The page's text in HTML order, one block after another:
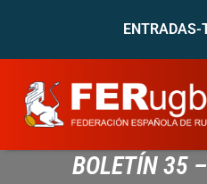
ENTRADAS-
BOLETÍN 35